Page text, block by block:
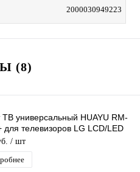
2000030949223
(8)
ТВ универсальный HUAYU RM-
для телевизоров LG LCD/LED
AKB72914293 3D
/ шт